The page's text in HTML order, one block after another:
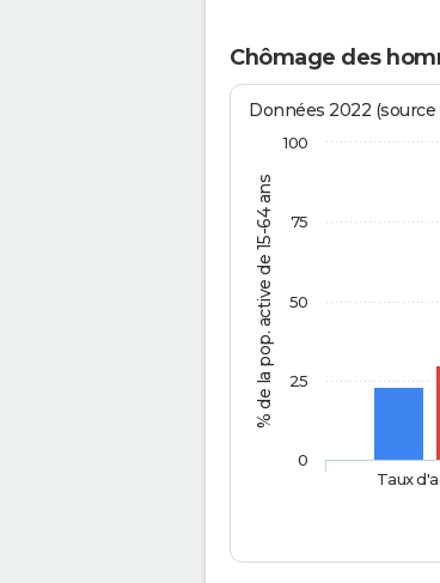
Chômage des
% de la pop. active de 15-64 ans
Données 2022
Taux
0
25
50
75
100